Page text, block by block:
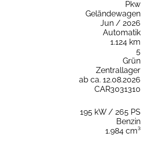
Pkw
Geländewagen
Jun / 2026
Automatik
1.124 km
5
Grün
Zentrallager
ab ca. 12.08.2026
CAR3031310
195 kW / 265 PS
Benzin
1.984 cm³